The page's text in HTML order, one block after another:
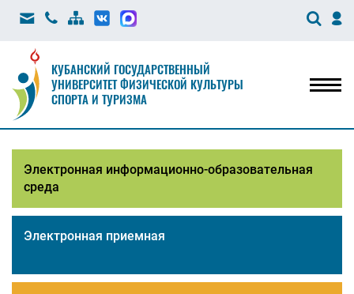
КУБАНСКИЙ ГОСУДАРСТВЕННЫЙ
УНИВЕРСИТЕТ ФИЗИЧЕСКОЙ КУЛЬТУРЫ
СПОРТА И ТУРИЗМА
Электронная информационно-образовательная
среда
Электронная приемная